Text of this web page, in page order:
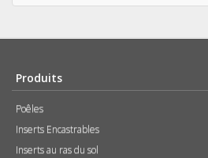
Produits
Poêles
Inserts Encastrables
Inserts au ras du sol